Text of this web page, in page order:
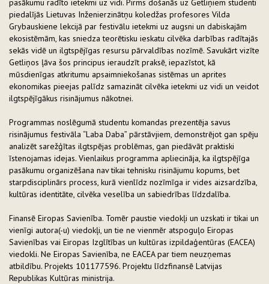
pasākumu radīto ietekmi uz vidi. Pirms došanās uz Getliņiem studenti
piedalījās Lietuvas Inženierzinātņu koledžas profesores Vilda
Grybauskiene lekcijā par festivālu ietekmi uz augsni un dabiskajām
ekosistēmām, kas sniedza teorētisku ieskatu cilvēka darbības radītajās
sekās vidē un ilgtspējīgas resursu pārvaldības nozīmē. Savukārt vizīte
Getliņos ļāva šos principus ieraudzīt praksē, iepazīstot, kā
mūsdienīgas atkritumu apsaimniekošanas sistēmas un aprites
ekonomikas pieejas palīdz samazināt cilvēka ietekmi uz vidi un veidot
ilgtspējīgākus risinājumus nākotnei.
Programmas noslēgumā studentu komandas prezentēja savus
risinājumus festivāla “Laba Daba” pārstāvjiem, demonstrējot gan spēju
analizēt sarežģītas ilgtspējas problēmas, gan piedāvāt praktiski
īstenojamas idejas. Vienlaikus programma apliecināja, ka ilgtspējīga
pasākumu organizēšana nav tikai tehnisku risinājumu kopums, bet
starpdisciplinārs process, kurā vienlīdz nozīmīga ir vides aizsardzība,
kultūras identitāte, cilvēka veselība un sabiedrības līdzdalība.
Finansē Eiropas Savienība. Tomēr paustie viedokļi un uzskati ir tikai un
vienīgi autora(-u) viedokļi, un tie ne vienmēr atspoguļo Eiropas
Savienības vai Eiropas Izglītības un kultūras izpildaģentūras (EACEA)
viedokli. Ne Eiropas Savienība, ne EACEA par tiem neuzņemas
atbildību. Projekts 101177596. Projektu līdzfinansē Latvijas
Republikas Kultūras ministrija.